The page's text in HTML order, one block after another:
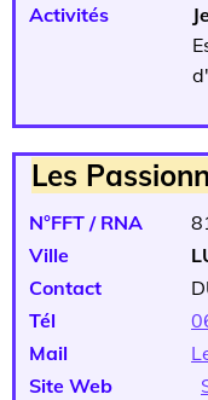
Activités
Les
N°FFT / RNA
Ville
Contact
Tél
Mail
Site Web